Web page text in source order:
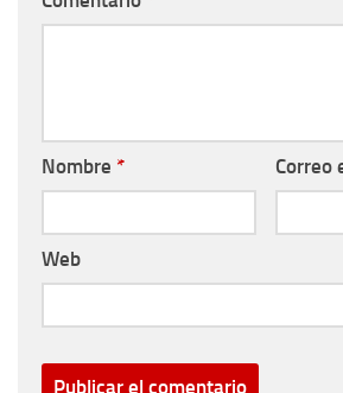
Nombre * Correo
Web